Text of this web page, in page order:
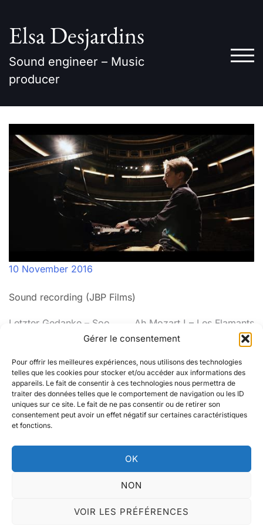
Gérer le consentement
Pour offrir les meilleures expériences, nous utilisons des technologies
telles que les cookies pour stocker et/ou accéder aux informations des
appareils. Le fait de consentir à ces technologies nous permettra de
traiter des données telles que le comportement de navigation ou les ID
uniques sur ce site. Le fait de ne pas consentir ou de retirer son
consentement peut avoir un effet négatif sur certaines caractéristiques
et fonctions.
OK
NON
VOIR LES PRÉFÉRENCES
content
Elsa Desjardins
Sound engineer – Music
producer
10 November 2016
Sound recording (JBP Films)
Post
Letzter Gedanke – Soo
Ah Mozart ! – Les Flamants
Noirs
Instagram
LinkedIn
© Elsa Desjardins 2025. Tous droits réservés -
Contact